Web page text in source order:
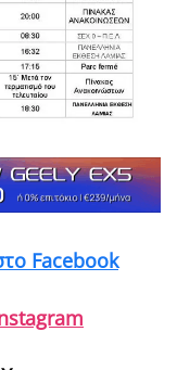
Facebook